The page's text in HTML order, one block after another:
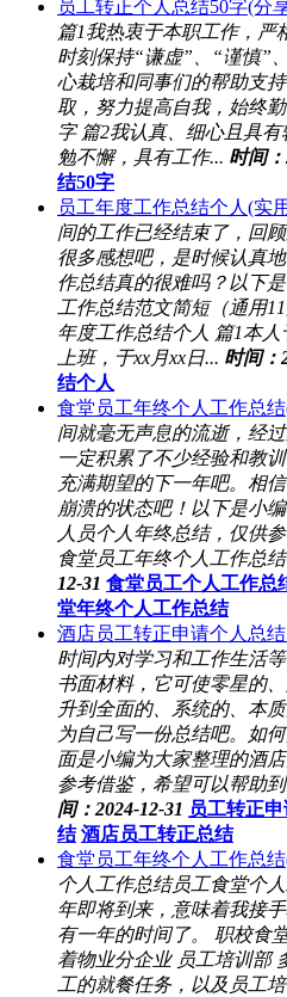
员工转正个人总结50字(分
篇1我热衷于本职工作，严
时刻保持“谦虚”、“谨慎”
心栽培和同事们的帮助支
取，努力提高自我，始终
字 篇2我认真、细心且具
勉不懈，具有工作... 时间
结50字
员工年度工作总结个人(实
间的工作已经结束了，回
很多感想吧，是时候认真
作总结真的很难吗？以下
工作总结范文简短（通用
年度工作总结个人 篇1本人
上班，于xx月xx日... 时间：
结个人
食堂员工年终个人工作总
间就毫无声息的流逝，经
一定积累了不少经验和教
充满期望的下一年吧。相
崩溃的状态吧！以下是小
人员个人年终总结，仅供
食堂员工年终个人工作总
12-31 食堂员工个人工作总
堂年终个人工作总结
酒店员工转正申请个人总结
时间内对学习和工作生活
书面材料，它可使零星的
升到全面的、系统的、本
为自己写一份总结吧。如
面是小编为大家整理的酒
参考借鉴，希望可以帮助
间：2024-12-31 员工转正
结 酒店员工转正总结
食堂员工年终个人工作总
个人工作总结员工食堂个
年即将到来，意味着我接
有一年的时间了。 职校食
着物业分企业 员工培训部
工的就餐任务，以及员工